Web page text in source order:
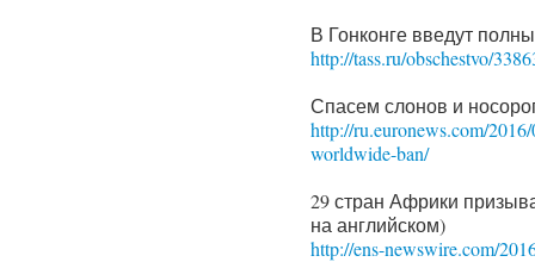
В Гонконге введут
http://tass.ru/obschestvo/
Спасем слонов и
http://ru.euronews.com/
worldwide-ban/
29 стран Африки
на английском)
http://ens-newswire.com/